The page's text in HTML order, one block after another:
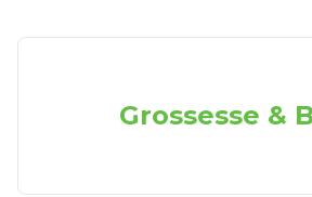
Grossesse &